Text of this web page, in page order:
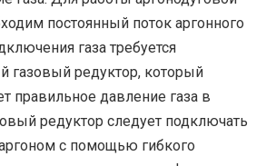
постоянный поток аргонного
газа требуется
газовый редуктор, который
правильное давление газа в
редуктор следует подключать
с помощью гибкого